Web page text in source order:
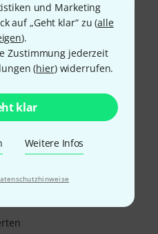
und Marketing
auf „Geht klar“ zu (alle
).
Zustimmung jederzeit
(hier) widerrufen.
klar
Weitere Infos
per Nachnahme,
Klarna Sofort bezahlen